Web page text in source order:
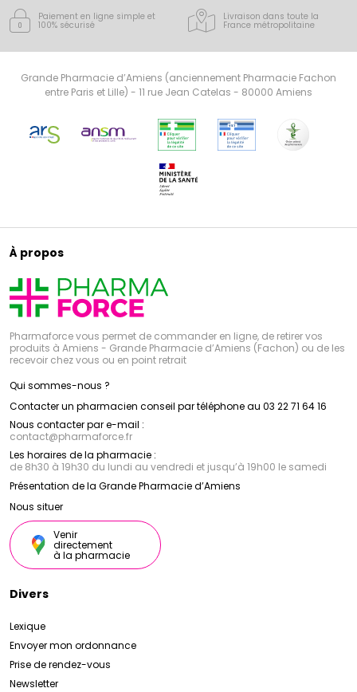
Paiement en ligne simple et
100% sécurisé
Livraison dans toute la
France métropolitaine
Grande Pharmacie d’Amiens (anciennement Pharmacie Fachon
entre Paris et Lille) - 11 rue Jean Catelas - 80000 Amiens
À propos
Pharmaforce vous permet de commander en ligne, de retirer vos
produits à Amiens - Grande Pharmacie d’Amiens (Fachon) ou de les
recevoir chez vous ou en point retrait
Qui sommes-nous ?
Contacter un pharmacien conseil par téléphone au 03 22 71 64 16
Nous contacter par e-mail :
contact@pharmaforce.fr
Les horaires de la pharmacie :
de 8h30 à 19h30 du lundi au vendredi et jusqu’à 19h00 le samedi
Présentation de la Grande Pharmacie d’Amiens
Nous situer
Venir
directement
à la pharmacie
Divers
Lexique
Envoyer mon ordonnance
Prise de rendez-vous
Newsletter